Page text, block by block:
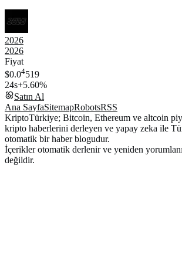
2026
2026
Fiyat
$0.04519
24s+5.60%
Satın Al
Ana SayfaSitemapRobotsRSS
KriptoTürkiye; Bitcoin, Ethereum ve altcoin
kripto haberlerini derleyen ve yapay zeka ile
otomatik bir haber blogudur.
İçerikler otomatik derlenir ve yeniden
değildir.